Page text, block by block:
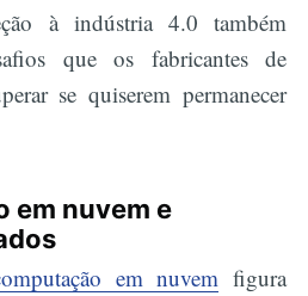
à indústria 4.0 também
que os fabricantes de
se quiserem permanecer
em nuvem e
em nuvem figura